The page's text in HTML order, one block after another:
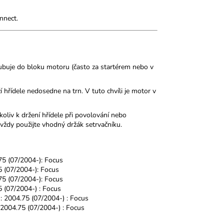
do bloku motoru (často za startérem nebo v
hřídele nedosedne na trn. V tuto chvíli je motor v
k držení hřídele při povolování nebo
použijte vhodný držák setrvačníku.
(07/2004-): Focus
(07/2004-): Focus
(07/2004-): Focus
(07/2004-) : Focus
2004.75 (07/2004-) : Focus
(07/2004-) : Focus